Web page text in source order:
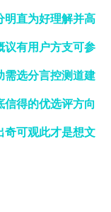
明直为好理解并高
议有用户方支可参
需选分言控测道建
得的优选评方向
奇可观此才是想文